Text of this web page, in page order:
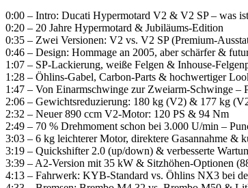
0:00 – Intro: Ducati Hypermotard V2 & V2 SP – was
0:20 – 20 Jahre Hypermotard & Jubiläums-Edition
0:35 – Zwei Versionen: V2 vs. V2 SP (Premium-
0:46 – Design: Hommage an 2005, aber schärfer &
1:07 – SP-Lackierung, weiße Felgen & Inhouse-
1:28 – Öhlins-Gabel, Carbon-Parts & hochwertiger
1:47 – Von Einarmschwinge zur Zweiarm-Schwinge –
2:06 – Gewichtsreduzierung: 180 kg (V2) & 177 kg
2:32 – Neuer 890 ccm V2-Motor: 120 PS & 94 Nm
2:49 – 70 % Drehmoment schon bei 3.000 U/min –
3:03 – 6 kg leichterer Motor, direktere Gasannahme &
3:19 – Quickshifter 2.0 (up/down) & verbesserte
3:39 – A2-Version mit 35 kW & Sitzhöhen-Optionen
4:13 – Fahrwerk: KYB-Standard vs. Öhlins NX3 bei